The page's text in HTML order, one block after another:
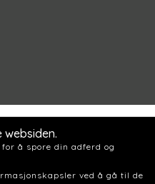
å spore din adferd og
ved å gå til de